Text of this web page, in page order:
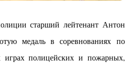
старший лейтенант Антон
медаль в соревнованиях по
полицейских и пожарных,